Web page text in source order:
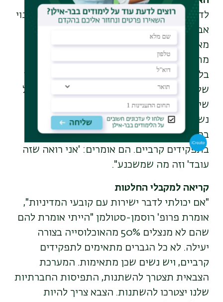
לדברי פרופ' רוסמן-סטולמן יש תחושה של שינוי
אבל הוא איטי והדרגתי. "במחקר שאני מנהלת
מאז 2022 אפשר לזהות שחיילים וצעירים
מתחילים לחשוב באופן אחר על שילוב מגדרי
בלוחמה לאור המלחמה. למשל, בקבוצת מיקוד
של מילואימניקים, השיח הולך ומשתנה, כי ככל
שיותר חיילים רואים בעצמם את הביצועים של
נשים בשטח, יחד עם ההבנה של הצורך הגובר
בכוח אדם, כך הם פתוחים יותר לראות נשים
בתפקידים קרביים. הם אומרים: 'אני רואה שזה
עובד' וזה מה שמשכנע".
קריאה למקבלי החלטות
"אם יכולתי לדבר ישירות עם קובעי המדיניות",
אומרת פרופ' רוסמן-סטולמן "הייתי אומרת להם
שהם לא מנצלים 50% מהאוכלוסייה בצורה
יעילה. לא כל הגברים מתאימים לתפקידים
קרביים, ויש נשים שכן מתאימות. המערכת
הצבאית תצטרך להשתנות, התפיסות החברתיות
שלנו יצטרכו להשתנות. הצבא צריך להיות